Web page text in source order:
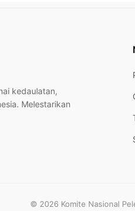
kedaulatan,
Melestarikan
© 2026 Komite Nasional